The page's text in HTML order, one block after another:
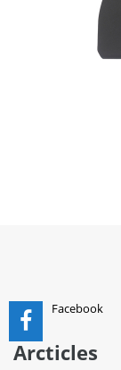
Facebook
Arcticles